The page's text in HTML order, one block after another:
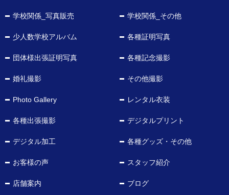
学校関係_写真販売 学校関係_その他
少人数学校アルバム 各種証明写真
団体様出張証明写真 各種記念撮影
婚礼撮影 その他撮影
Photo Gallery レンタル衣装
各種出張撮影 デジタルプリント
デジタル加工 各種グッズ・その他
お客様の声 スタッフ紹介
店舗案内 ブログ